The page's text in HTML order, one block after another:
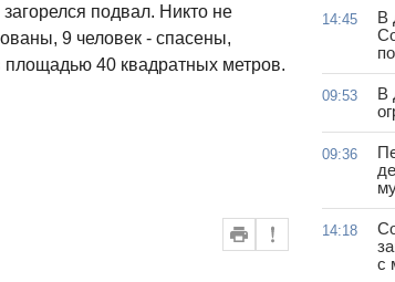
подвал. Никто не
9 человек - спасены,
площадью 40 квадратных метров.
14:45
В
09:53
В
09:36
14:18
с